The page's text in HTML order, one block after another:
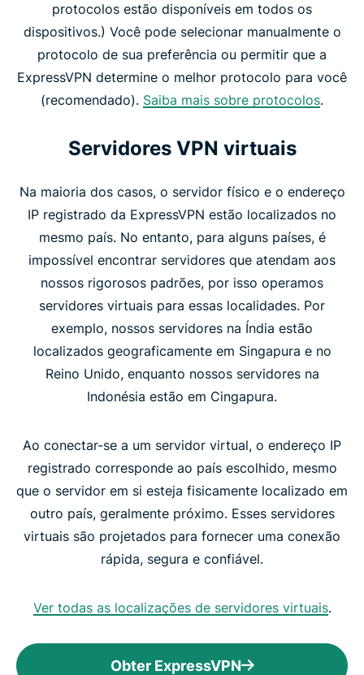
protocolos estão disponíveis em todos os
dispositivos.) Você pode selecionar manualmente o
protocolo de sua preferência ou permitir que a
ExpressVPN determine o melhor protocolo para você
(recomendado). Saiba mais sobre protocolos.
Servidores VPN virtuais
Na maioria dos casos, o servidor físico e o endereço
IP registrado da ExpressVPN estão localizados no
mesmo país. No entanto, para alguns países, é
impossível encontrar servidores que atendam aos
nossos rigorosos padrões, por isso operamos
servidores virtuais para essas localidades. Por
exemplo, nossos servidores na Índia estão
localizados geograficamente em Singapura e no
Reino Unido, enquanto nossos servidores na
Indonésia estão em Cingapura.
Ao conectar-se a um servidor virtual, o endereço IP
registrado corresponde ao país escolhido, mesmo
que o servidor em si esteja fisicamente localizado em
outro país, geralmente próximo. Esses servidores
virtuais são projetados para fornecer uma conexão
rápida, segura e confiável.
Ver todas as localizações de servidores virtuais.
Obter ExpressVPN